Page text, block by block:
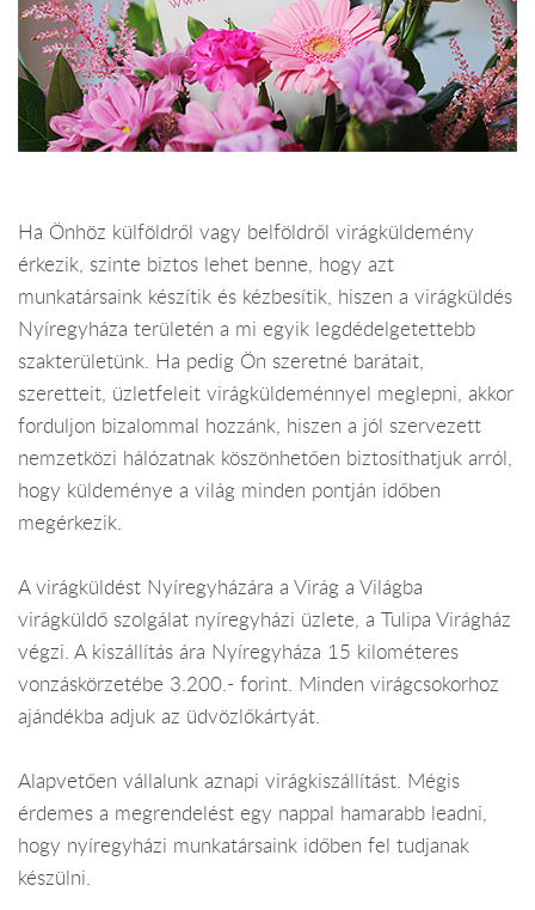
Ha Önhöz külföldről vagy belföldről virágküldemény
érkezik, szinte biztos lehet benne, hogy azt
munkatársaink készítik és kézbesítik, hiszen a virágküldés
Nyíregyháza területén a mi egyik legdédelgetettebb
szakterületünk. Ha pedig Ön szeretné barátait,
szeretteit, üzletfeleit virágküldeménnyel meglepni, akkor
forduljon bizalommal hozzánk, hiszen a jól szervezett
nemzetközi hálózatnak köszönhetően biztosíthatjuk arról,
hogy küldeménye a világ minden pontján időben
megérkezik.
A virágküldést Nyíregyházára a Virág a Világba
virágküldő szolgálat nyíregyházi üzlete, a Tulipa Virágház
végzi. A kiszállítás ára Nyíregyháza 15 kilométeres
vonzáskörzetébe 3.200.- forint. Minden virágcsokorhoz
ajándékba adjuk az üdvözlőkártyát.
Alapvetően vállalunk aznapi virágkiszállítást. Mégis
érdemes a megrendelést egy nappal hamarabb leadni,
hogy nyíregyházi munkatársaink időben fel tudjanak
készülni.